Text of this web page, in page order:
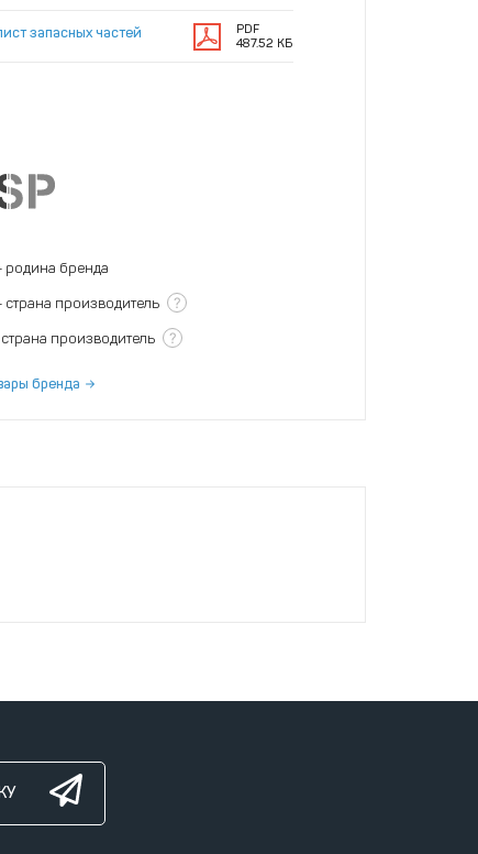
запасных частей
PDF
487.52 КБ
родина бренда
страна производитель ?
производитель ?
бренда